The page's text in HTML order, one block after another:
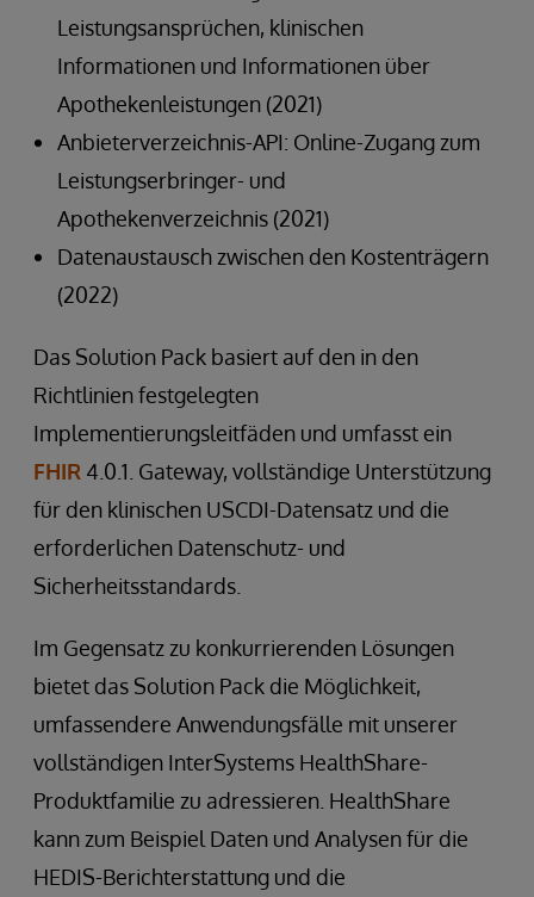
Leistungsansprüchen, klinischen
Informationen und Informationen über
Apothekenleistungen (2021)
Anbieterverzeichnis-API: Online-Zugang zum
Leistungserbringer- und
Apothekenverzeichnis (2021)
Datenaustausch zwischen den Kostenträgern
(2022)
Das Solution Pack basiert auf den in den
Richtlinien festgelegten
Implementierungsleitfäden und umfasst ein
FHIR 4.0.1. Gateway, vollständige Unterstützung
für den klinischen USCDI-Datensatz und die
erforderlichen Datenschutz- und
Sicherheitsstandards.
Im Gegensatz zu konkurrierenden Lösungen
bietet das Solution Pack die Möglichkeit,
umfassendere Anwendungsfälle mit unserer
vollständigen InterSystems HealthShare-
Produktfamilie zu adressieren. HealthShare
kann zum Beispiel Daten und Analysen für die
HEDIS-Berichterstattung und die